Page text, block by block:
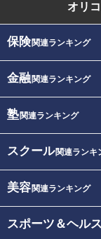
オリ
保険関連ランキング
金融関連ランキング
塾関連ランキング
スクール関連ランキ
美容関連ランキング
スポーツ＆ヘルス